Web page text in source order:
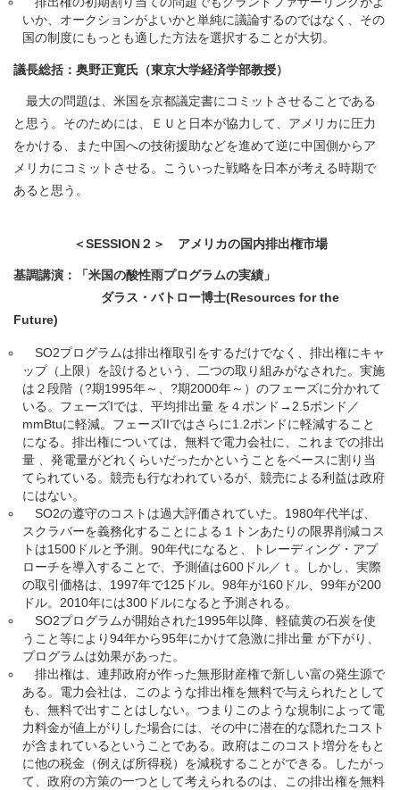
いか、オークションがよいかと単純に議論するのではなく、その
国の制度にもっとも適した方法を選択することが大切。
議長総括：奥野正寛氏（東京大学経済学部教授）
最大の問題は、米国を京都議定書にコミットさせることである
と思う。そのためには、ＥＵと日本が協力して、アメリカに圧力
をかける、また中国への技術援助などを進めて逆に中国側からア
メリカにコミットさせる。こういった戦略を日本が考える時期で
あると思う。
＜SESSION２＞ アメリカの国内排出権市場
基調講演：「米国の酸性雨プログラムの実績」
ダラス・バトロー博士(Resources for the
Future)
SO2プログラムは排出権取引をするだけでなく、排出権にキャ
ップ（上限）を設けるという、二つの取り組みがなされた。実施
は２段階（?期1995年～、?期2000年～）のフェーズに分かれて
いる。フェーズIでは、平均排出量 を４ポンド→2.5ポンド／
mmBtuに軽減。フェーズIIではさらに1.2ポンドに軽減すること
になる。排出権については、無料で電力会社に、これまでの排出
量 、発電量がどれくらいだったかということをベースに割り当
てられている。競売も行なわれているが、競売による利益は政府
にはない。
SO2の遵守のコストは過大評価されていた。1980年代半ば、
スクラバーを義務化することによる１トンあたりの限界削減コス
トは1500ドルと予測。90年代になると、トレーディング・アプ
ローチを導入することで、予測値は600ドル／ｔ。しかし、実際
の取引価格は、1997年で125ドル。98年が160ドル、99年が200
ドル。2010年には300ドルになると予測される。
SO2プログラムが開始された1995年以降、軽硫黄の石炭を使
うこと等により94年から95年にかけて急激に排出量 が下がり、
プログラムは効果があった。
排出権は、連邦政府が作った無形財産権で新しい富の発生源で
ある。電力会社は、このような排出権を無料で与えられたとして
も、無料で出すことはしない。つまりこのような規制によって電
力料金が値上がりした場合には、その中に潜在的な隠れたコスト
が含まれているということである。政府はこのコスト増分をもと
に他の税金（例えば所得税）を減税することができる。したがっ
て、政府の方策の一つとして考えられるのは、この排出権を無料